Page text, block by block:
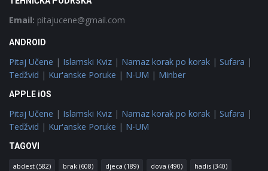
Email: pitajucene@gmail.com
ANDROID
Pitaj Učene | Islamski Kviz | Namaz korak po korak | Sufara |
Tedžvid | Kur'anske Poruke | N-UM | Minber
APPLE iOS
Pitaj Učene | Islamski Kviz | Namaz korak po korak | Sufara |
Tedžvid | Kur'anske Poruke | N-UM
TAGOVI
abdest (582) brak (608) djeca (189) dova (490) hadis (340)